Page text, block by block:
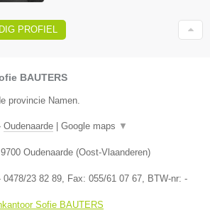
PROFIEL
BAUTERS
provincie Namen.
Oudenaarde Google maps ▼
9700 Oudenaarde (Oost-Vlaanderen)
0478/23 82 89 , Fax: 055/61 07 67 , BTW-nr: -
Sofie BAUTERS